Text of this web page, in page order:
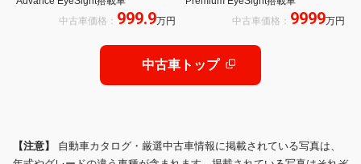
中古車価格： 999.9万円
中古車価格： 9999万円
中古車トップ
【注意】 自動車カタログ・厳選中古車情報に掲載されている写真は、